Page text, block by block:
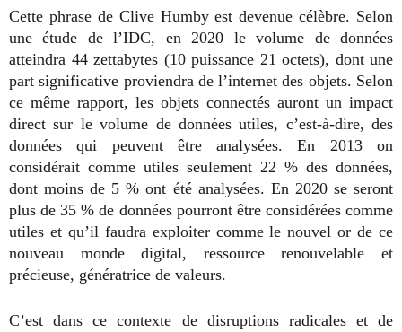
Cette phrase de Clive Humby est devenue célèbre. Selon
une étude de l’IDC, en 2020 le volume de données
atteindra 44 zettabytes (10 puissance 21 octets), dont une
part significative proviendra de l’internet des objets. Selon
ce même rapport, les objets connectés auront un impact
direct sur le volume de données utiles, c’est-à-dire, des
données qui peuvent être analysées. En 2013 on
considérait comme utiles seulement 22 % des données,
dont moins de 5 % ont été analysées. En 2020 se seront
plus de 35 % de données pourront être considérées comme
utiles et qu’il faudra exploiter comme le nouvel or de ce
nouveau monde digital, ressource renouvelable et
précieuse, génératrice de valeurs.
C’est dans ce contexte de disruptions radicales et de